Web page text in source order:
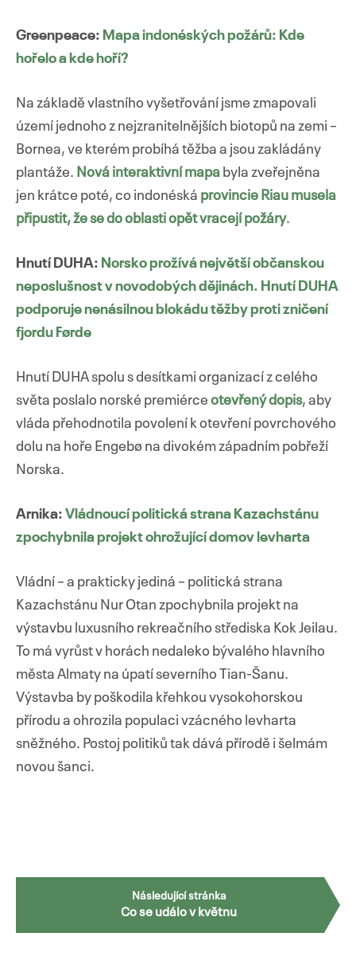
Greenpeace: Mapa indonéských požárů: Kde
hořelo a kde hoří?
Na základě vlastního vyšetřování jsme zmapovali
území jednoho z nejzranitelnějších biotopů na zemi –
Bornea, ve kterém probíhá těžba a jsou zakládány
plantáže. Nová interaktivní mapa byla zveřejněna
jen krátce poté, co indonéská provincie Riau musela
připustit, že se do oblasti opět vracejí požáry.
Hnutí DUHA: Norsko prožívá největší občanskou
neposlušnost v novodobých dějinách. Hnutí DUHA
podporuje nenásilnou blokádu těžby proti zničení
fjordu Førde
Hnutí DUHA spolu s desítkami organizací z celého
světa poslalo norské premiérce otevřený dopis, aby
vláda přehodnotila povolení k otevření povrchového
dolu na hoře Engebø na divokém západním pobřeží
Norska.
Arnika: Vládnoucí politická strana Kazachstánu
zpochybnila projekt ohrožující domov levharta
Vládní – a prakticky jediná – politická strana
Kazachstánu Nur Otan zpochybnila projekt na
výstavbu luxusního rekreačního střediska Kok Jeilau.
To má vyrůst v horách nedaleko bývalého hlavního
města Almaty na úpatí severního Tian-Šanu.
Výstavba by poškodila křehkou vysokohorskou
přírodu a ohrozila populaci vzácného levharta
sněžného. Postoj politiků tak dává přírodě i šelmám
novou šanci.
NavigaceNásledující stránka
Co se událo v květnu